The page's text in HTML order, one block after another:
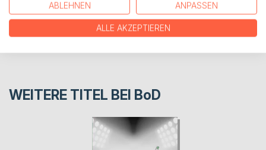
REZENSIONEN
WEITERE TITEL BEI BoD
ABLEHNEN ANPASSEN
ALLE AKZEPTIEREN